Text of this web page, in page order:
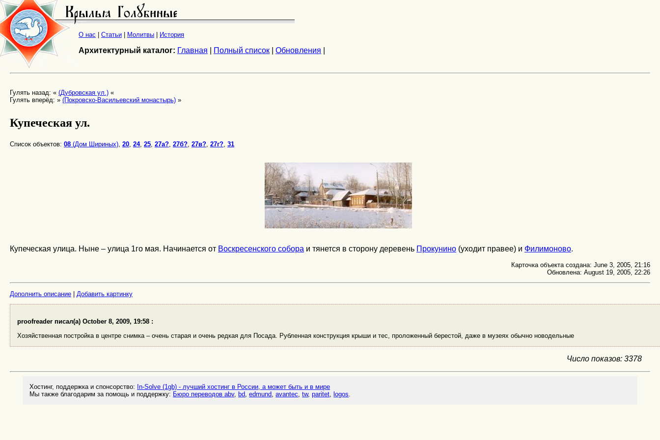
О нас Статьи Молитвы История
Архитектурный каталог: Главная Полный список Обновления
Гулять назад: « (Дубровская ул.) «
Гулять вперёд: » (Покровско-Васильевский монастырь) »
Купеческая ул.
Список объектов: 08 (Дом Шириных) 20 24, 25 27а? 27б? 27в? 27г? 31
Купеческая улица. Ныне – улица 1го мая. Начинается от Воскресенского собора и тянется в сторону деревень Прокунино (уходит правее) и Филимоново.
Карточка объекта создана: June 3, 2005, 21:16
Обновлена: August 19, 2005, 22:26
Дополнить описание | Добавить картинку
proofreader писал(а) October 8, 2009, 19:58 :
Хозяйственная постройка в центре снимка – очень старая и очень редкая для Посада. Рубленная конструкция крыши и тес, проложенный берестой, даже в музеях обычно новодельные
Число показов: 3378
Хостинг, поддержка и спонсорство: In-Solve (1gb) - лучший хостинг в России, а может быть и в мире
Мы также благодарим за помощь и поддержку: Бюро переводов abv, bd ,edmund ,avantec ,tw,paritet logos